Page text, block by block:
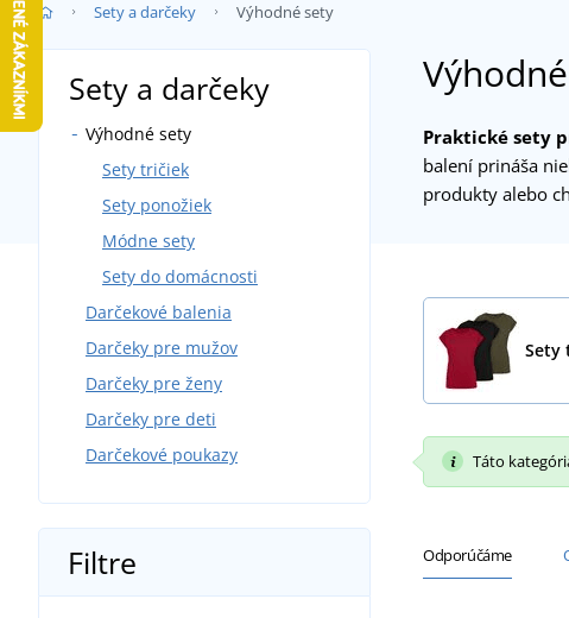
Sety a darčeky Výhodné sety
Praktické sety
balení prináša
produkty alebo
Sety
Sety a darčeky
Výhodné sety
Sety tričiek
Sety ponožiek
Módne sety
Sety do domácnosti
Darčekové balenia
Darčeky pre mužov
Darčeky pre ženy
Darčeky pre deti
Darčekové poukazy
Filtre
Táto
Odporúčáme